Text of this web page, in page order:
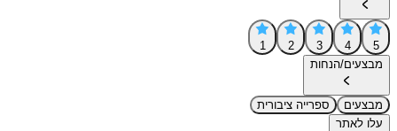
5
4
3
2
1
מבצעים/הנחות
מבצעים
ספרייה ציבורית
עלו לאתר